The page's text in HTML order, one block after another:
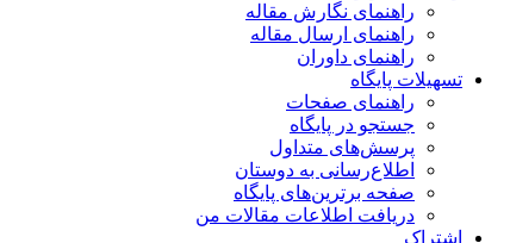
راهنمای نگارش مقاله
راهنمای ارسال مقاله
راهنمای داوران
تسهیلات پایگاه
راهنمای صفحات
جستجو در پایگاه
پرسش‌های متداول
اطلاع‌رسانی به دوستان
صفحه برترین‌های پایگاه
دریافت اطلاعات مقالات من
اشتراک